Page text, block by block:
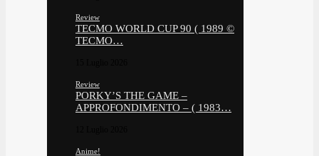
Review
TECMO WORLD CUP 90 ( 1989 ©
TECMO…
Review
PORKY’S THE GAME –
APPROFONDIMENTO – ( 1983…
Anime!